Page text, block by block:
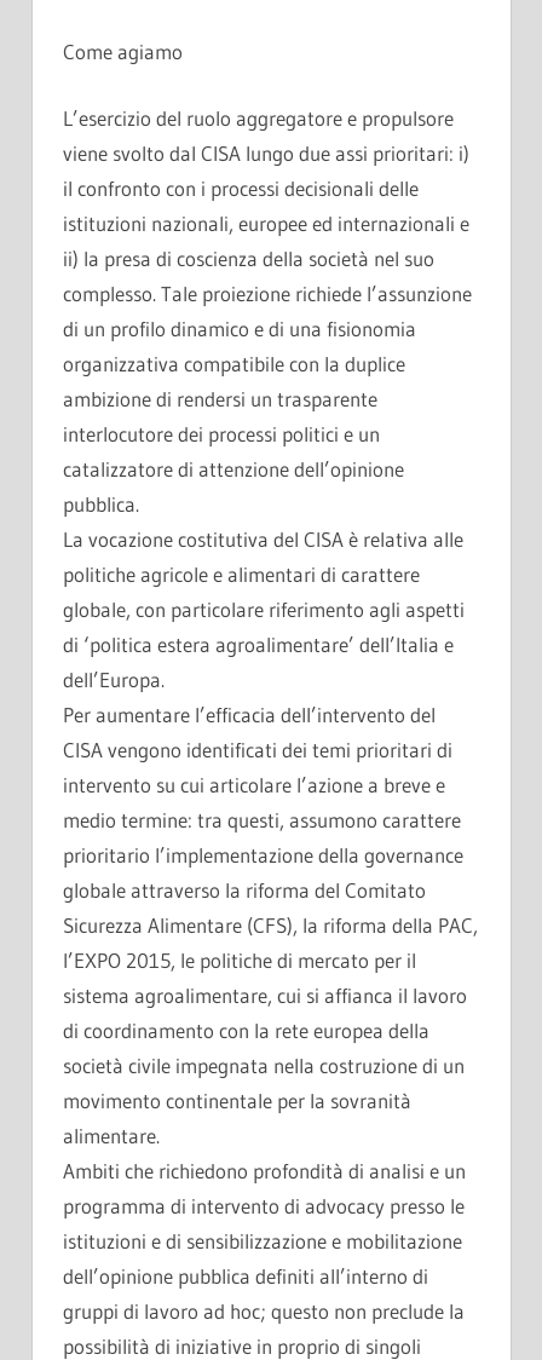
Come agiamo
L’esercizio del ruolo aggregatore e propulsore
viene svolto dal CISA lungo due assi prioritari: i)
il confronto con i processi decisionali delle
istituzioni nazionali, europee ed internazionali e
ii) la presa di coscienza della società nel suo
complesso. Tale proiezione richiede l’assunzione
di un profilo dinamico e di una fisionomia
organizzativa compatibile con la duplice
ambizione di rendersi un trasparente
interlocutore dei processi politici e un
catalizzatore di attenzione dell’opinione
pubblica.
La vocazione costitutiva del CISA è relativa alle
politiche agricole e alimentari di carattere
globale, con particolare riferimento agli aspetti
di ‘politica estera agroalimentare’ dell’Italia e
dell’Europa.
Per aumentare l’efficacia dell’intervento del
CISA vengono identificati dei temi prioritari di
intervento su cui articolare l’azione a breve e
medio termine: tra questi, assumono carattere
prioritario l’implementazione della governance
globale attraverso la riforma del Comitato
Sicurezza Alimentare (CFS), la riforma della PAC,
l’EXPO 2015, le politiche di mercato per il
sistema agroalimentare, cui si affianca il lavoro
di coordinamento con la rete europea della
società civile impegnata nella costruzione di un
movimento continentale per la sovranità
alimentare.
Ambiti che richiedono profondità di analisi e un
programma di intervento di advocacy presso le
istituzioni e di sensibilizzazione e mobilitazione
dell’opinione pubblica definiti all’interno di
gruppi di lavoro ad hoc; questo non preclude la
possibilità di iniziative in proprio di singoli